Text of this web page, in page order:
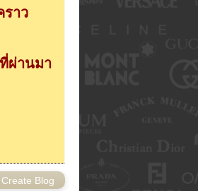
ราว
ผ่านมา
Create Blog